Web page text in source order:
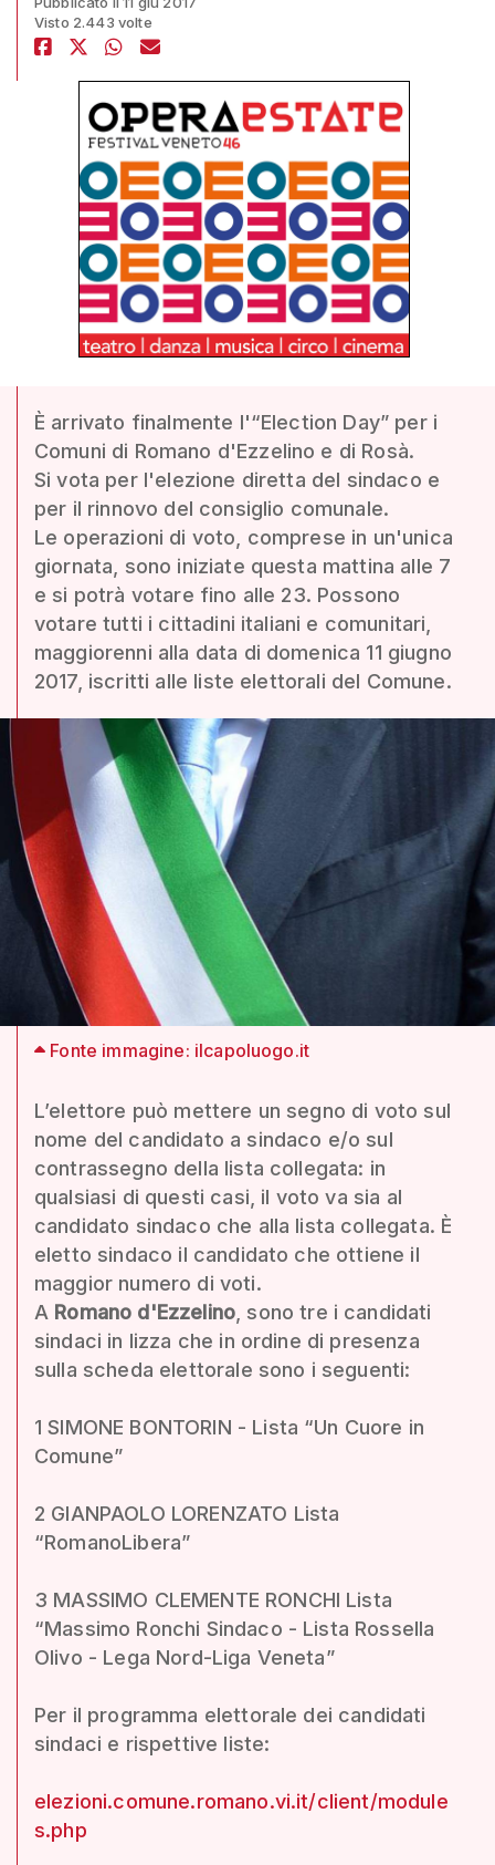
Visto 2.443 volte
È arrivato finalmente l'“Election Day” per i
Comuni di Romano d'Ezzelino e di Rosà.
Si vota per l'elezione diretta del sindaco e
per il rinnovo del consiglio comunale.
Le operazioni di voto, comprese in un'unica
giornata, sono iniziate questa mattina alle 7
e si potrà votare fino alle 23. Possono
votare tutti i cittadini italiani e comunitari,
maggiorenni alla data di domenica 11 giugno
2017, iscritti alle liste elettorali del Comune.
Fonte immagine: ilcapoluogo.it
L’elettore può mettere un segno di voto sul
nome del candidato a sindaco e/o sul
contrassegno della lista collegata: in
qualsiasi di questi casi, il voto va sia al
candidato sindaco che alla lista collegata. È
eletto sindaco il candidato che ottiene il
maggior numero di voti.
A Romano d'Ezzelino , sono tre i candidati
sindaci in lizza che in ordine di presenza
sulla scheda elettorale sono i seguenti:
1 SIMONE BONTORIN - Lista “Un Cuore in
Comune”
2 GIANPAOLO LORENZATO Lista
“RomanoLibera”
3 MASSIMO CLEMENTE RONCHI Lista
“Massimo Ronchi Sindaco - Lista Rossella
Olivo - Lega Nord-Liga Veneta”
Per il programma elettorale dei candidati
sindaci e rispettive liste:
elezioni.comune.romano.vi.it/client/module
s.php